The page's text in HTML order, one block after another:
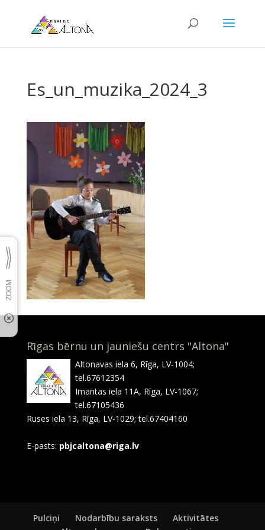
Es_un_muzika_2024_3
Rīgas bērnu un jauniešu centrs "Altona"
Altonavas iela 6, Rīga, LV-1004;
tel.67612354
Imantas iela 11A, Rīga, LV-1067;
tel.67105436
Ruses iela 13, Rīga, LV-1029; tel.67404160
E-pasts: pbjcaltona@riga.lv
Pulciņi Nodarbību saraksts
Aktivitātes